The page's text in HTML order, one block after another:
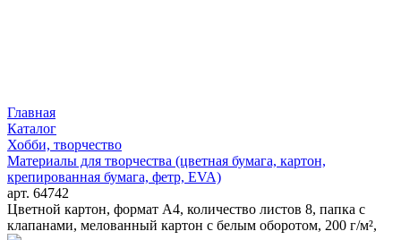
Главная
Каталог
Хобби, творчество
Материалы для творчества (цветная бумага, картон,
крепированная бумага, фетр, EVA)
арт. 64742
Цветной картон, формат А4, количество листов 8, папка с
клапанами, мелованный картон с белым оборотом, 200 г/м²,